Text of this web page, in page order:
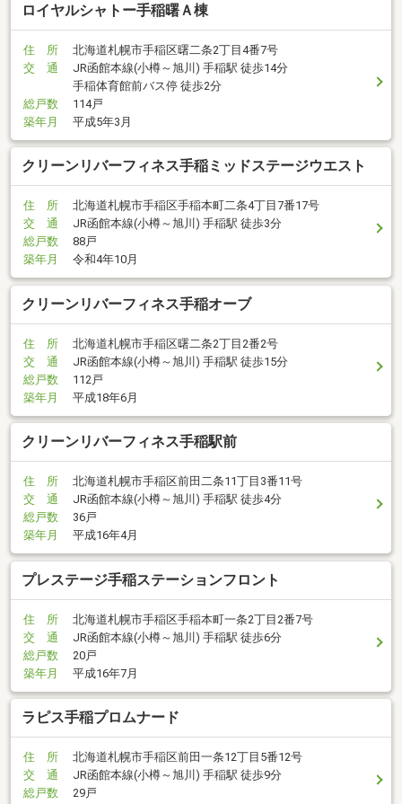
ロイヤルシャトー手稲曙Ａ棟
住 所
北海道札幌市手稲区曙二条2丁目4番7号
交 通
JR函館本線(小樽～旭川) 手稲駅 徒歩14分
手稲体育館前バス停 徒歩2分
総戸数
114戸
築年月
平成5年3月
クリーンリバーフィネス手稲ミッドステージウエスト
住 所
北海道札幌市手稲区手稲本町二条4丁目7番17号
交 通
JR函館本線(小樽～旭川) 手稲駅 徒歩3分
総戸数
88戸
築年月
令和4年10月
クリーンリバーフィネス手稲オーブ
住 所
北海道札幌市手稲区曙二条2丁目2番2号
交 通
JR函館本線(小樽～旭川) 手稲駅 徒歩15分
総戸数
112戸
築年月
平成18年6月
クリーンリバーフィネス手稲駅前
住 所
北海道札幌市手稲区前田二条11丁目3番11号
交 通
JR函館本線(小樽～旭川) 手稲駅 徒歩4分
総戸数
36戸
築年月
平成16年4月
プレステージ手稲ステーションフロント
住 所
北海道札幌市手稲区手稲本町一条2丁目2番7号
交 通
JR函館本線(小樽～旭川) 手稲駅 徒歩6分
総戸数
20戸
築年月
平成16年7月
ラピス手稲プロムナード
住 所
北海道札幌市手稲区前田一条12丁目5番12号
交 通
JR函館本線(小樽～旭川) 手稲駅 徒歩9分
総戸数
29戸